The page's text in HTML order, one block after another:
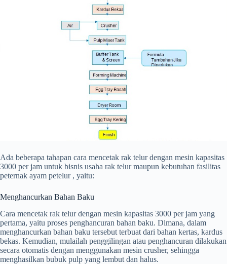
Ada beberapa tahapan cara mencetak rak telur dengan mesin kapasitas
3000 per jam untuk bisnis usaha rak telur maupun kebutuhan fasilitas
peternak ayam petelur , yaitu:
Menghancurkan Bahan Baku
Cara mencetak rak telur dengan mesin kapasitas 3000 per jam yang
pertama, yaitu proses penghancuran bahan baku. Dimana, dalam
menghancurkan bahan baku tersebut terbuat dari bahan kertas, kardus
bekas. Kemudian, mulailah penggilingan atau penghancuran dilakukan
secara otomatis dengan menggunakan mesin crusher, sehingga
menghasilkan bubuk pulp yang lembut dan halus.